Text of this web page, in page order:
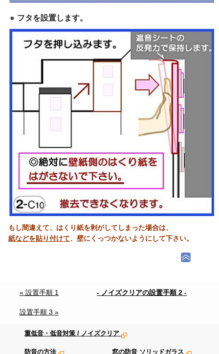
フタを設置します。
もし間違えて、はくり紙を剥がしてしまった場合は、
紙などを貼り付けて、壁にくっつかないようにして下さい。
« 設置手順 1 - ノイズクリアの設置手順 2 -
設置手順 3 »
重低音・低音対策 / ノイズクリア
防音の方法 窓の防音 ソリッドガラス